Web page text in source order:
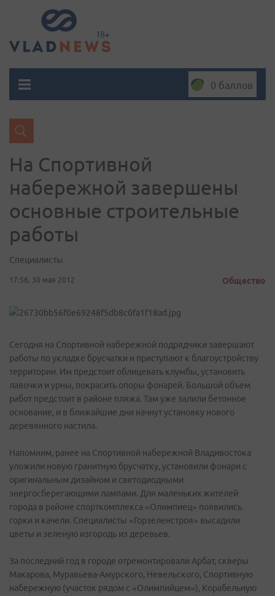
0 баллов
На Спортивной
набережной завершены
основные строительные
работы
Специалисты
17:56, 30 мая 2012 Общество
Сегодня на Спортивной набережной подрядчики завершают
работы по укладке брусчатки и приступают к благоустройству
территории. Им предстоит облицевать клумбы, установить
лавочки и урны, покрасить опоры фонарей. Большой объем
работ предстоит в районе пляжа. Там уже залили бетонное
основание, и в ближайшие дни начнут установку нового
деревянного настила.
Напомним, ранее на Спортивной набережной Владивостока
уложили новую гранитную брусчатку, установили фонари с
оригинальным дизайном и светодиодными
энергосберегающими лампами. Для маленьких жителей
города в районе спорткомплекса «Олимпиец» появились
горки и качели. Специалисты «Горзеленстроя» высадили
цветы и зеленую изгородь из деревьев.
За последний год в городе отремонтировали Арбат, скверы
Макарова, Муравьева-Амурского, Невельского, Спортивную
набережную (участок рядом с «Олимпийцем»), Корабельную